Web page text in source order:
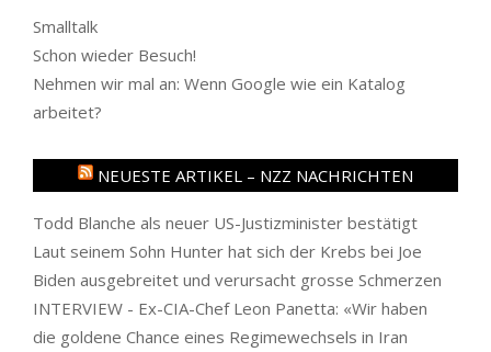
Smalltalk
Schon wieder Besuch!
Nehmen wir mal an: Wenn Google wie ein Katalog
arbeitet?
NEUESTE ARTIKEL – NZZ NACHRICHTEN
Todd Blanche als neuer US-Justizminister bestätigt
Laut seinem Sohn Hunter hat sich der Krebs bei Joe
Biden ausgebreitet und verursacht grosse Schmerzen
INTERVIEW - Ex-CIA-Chef Leon Panetta: «Wir haben
die goldene Chance eines Regimewechsels in Iran